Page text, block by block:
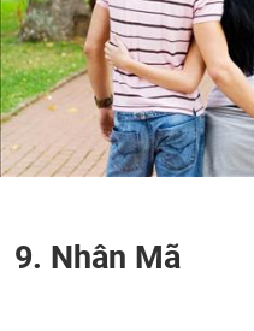
9. Nhân Mã